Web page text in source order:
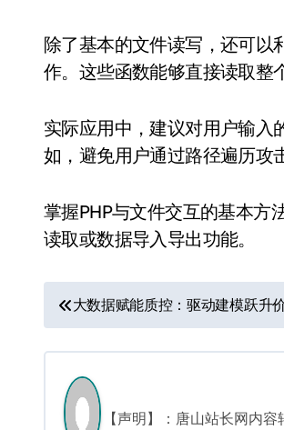
除了基本的文件读写，还可以
作。这些函数能够直接读取整
实际应用中，建议对用户输入
如，避免用户通过路径遍历攻
掌握PHP与文件交互的基本方
读取或数据导入导出功能。
文
章
导
航
大数据赋能质控：驱动建模跃升
【声明】：唐山站长网内